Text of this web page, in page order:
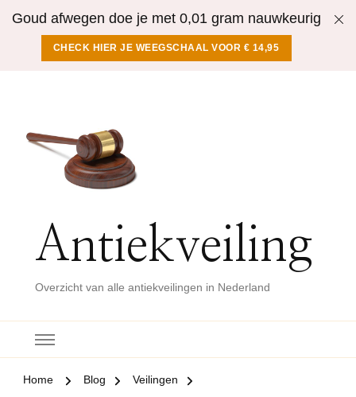
Goud afwegen doe je met 0,01 gram nauwkeurig
CHECK HIER JE WEEGSCHAAL VOOR € 14,95
Antiekveiling
Overzicht van alle antiekveilingen in Nederland
Home Blog Veilingen